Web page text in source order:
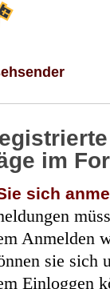
im
sich
Anmelden
sie sich
Einloggen